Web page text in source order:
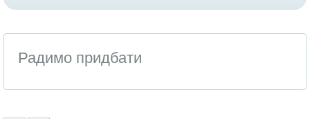
Радимо придбати